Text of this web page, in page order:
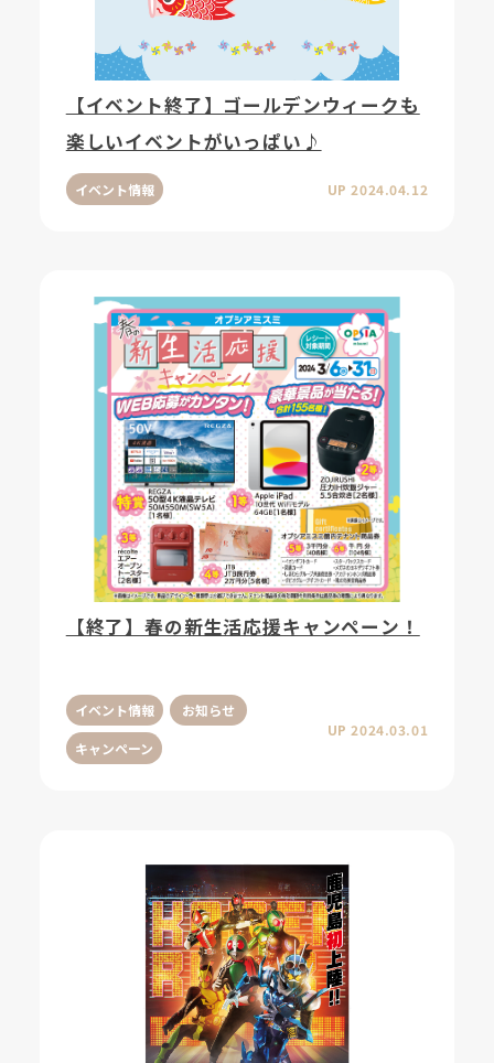
【イベント終了】ゴールデンウィークも
楽しいイベントがいっぱい♪
イベント情報 UP 2024.04.12
【終了】春の新生活応援キャンペーン！
イベント情報 お知らせ
キャンペーン
UP 2024.03.01